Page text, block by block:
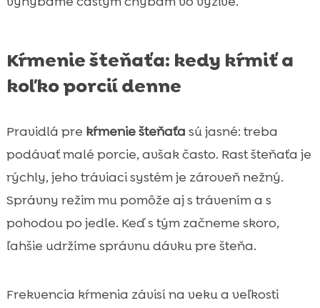
Kŕmenie šteňaťa: kedy kŕmiť a
koľko porcií denne
Pravidlá pre kŕmenie šteňaťa sú jasné: treba
podávať malé porcie, avšak často. Rast šteňaťa je
rýchly, jeho tráviaci systém je zároveň nežný.
Správny režim mu pomôže aj s trávením a s
pohodou po jedle. Keď s tým začneme skoro,
ľahšie udržíme správnu dávku pre šteňa.
Frekvencia kŕmenia závisí na veku a veľkosti